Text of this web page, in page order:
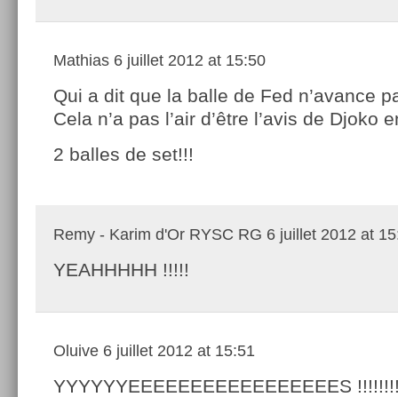
Mathias 6 juillet 2012 at 15:50
Qui a dit que la balle de Fed n’avance
Cela n’a pas l’air d’être l’avis de Djoko
2 balles de set!!!
Remy - Karim d'Or RYSC RG 6 juillet 2012 at
YEAHHHHH !!!!!
Oluive 6 juillet 2012 at 15:51
YYYYYYEEEEEEEEEEEEEEEEES